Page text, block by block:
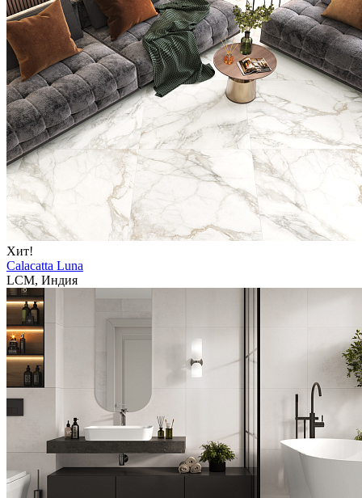
Хит!
Calacatta Luna
LCM, Индия